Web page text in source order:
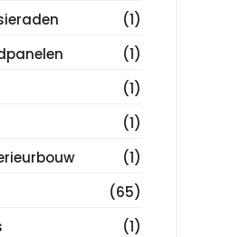
(1)
(1)
(1)
(1)
(1)
(65)
(1)